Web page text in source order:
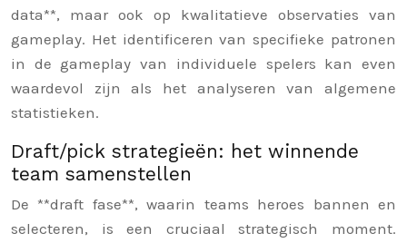
data**, maar ook op kwalitatieve observaties van
gameplay. Het identificeren van specifieke patronen
in de gameplay van individuele spelers kan even
waardevol zijn als het analyseren van algemene
statistieken.
Draft/pick strategieën: het winnende
team samenstellen
De **draft fase**, waarin teams heroes bannen en
selecteren, is een cruciaal strategisch moment.